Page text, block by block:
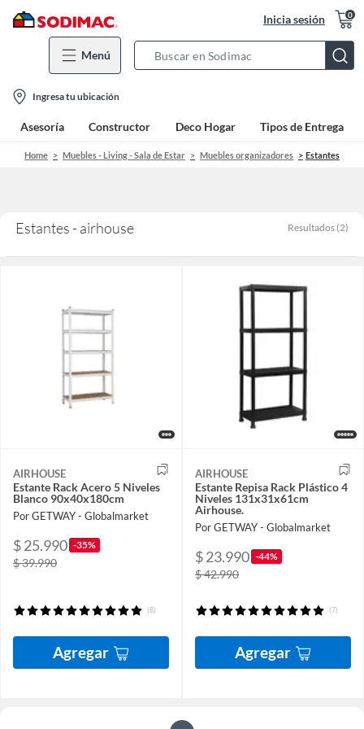
Inicia sesión 0
Menú
Bar
location-
icon
Ingresa tu ubicación
Asesoría Constructor Deco Hogar Tipos de Entrega
Home Muebles - Living - Sala de Estar Muebles organizadores Estantes
Estantes - airhouse Resultados (2)
AIRHOUSE
Estante Rack Acero 5 Niveles
Blanco 90x40x180cm
Por GETWAY - Globalmarket
$ 25.990 -35%
$ 39.990
(8)
Agregar
AIRHOUSE
Estante Repisa Rack Plástico 4
Niveles 131x31x61cm
Airhouse.
Por GETWAY - Globalmarket
$ 23.990 -44%
$ 42.990
(7)
Agregar